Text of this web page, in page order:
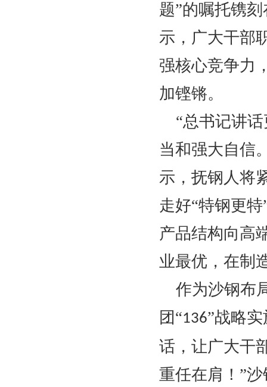
题”的嘱托镌
示，广大干部
强核心竞争力
加铿锵。
“总书记讲
当和强大自信
示，抚钢人将
走好“特钢更
产品结构向高
业最优，在制
作为沙钢布
团 “136”战略
话，让广大干
重任在肩！”